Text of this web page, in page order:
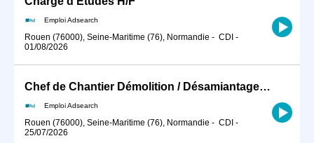
Emploi Adsearch
Rouen (76000), Seine-Maritime (76), Normandie - CDI -
01/08/2026
Chef de Chantier Démolition / Désamiantage (H/F)
Emploi Adsearch
Rouen (76000), Seine-Maritime (76), Normandie - CDI -
25/07/2026